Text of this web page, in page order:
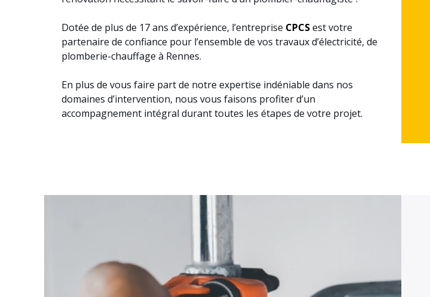
Dotée de plus de 17 ans d’expérience, l’entreprise CPCSest votre
partenaire de confiance pour l’ensemble de vos travaux d’électricité, de
plomberie-chauffage à Rennes.
En plus de vous faire part de notre expertise indéniable dans nos
domaines d’intervention, nous vous faisons profiter d’un
accompagnement intégral durant toutes les étapes de votre projet.